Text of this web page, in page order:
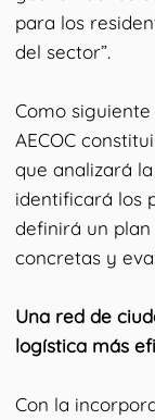
para los
del sector”.
Como
AECOC
que analizará
identificará los
definirá un
concretas y
Una red de
logística más
Con la